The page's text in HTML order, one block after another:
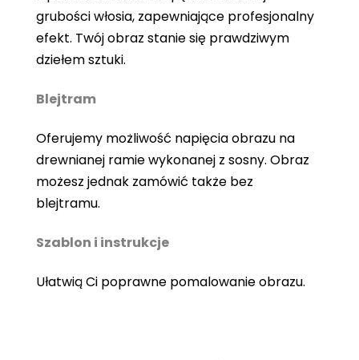
grubości włosia, zapewniające profesjonalny
efekt. Twój obraz stanie się prawdziwym
dziełem sztuki.
Blejtram
Oferujemy możliwość napięcia obrazu na
drewnianej ramie wykonanej z sosny. Obraz
możesz jednak zamówić także bez
blejtramu.
Szablon i instrukcje
Ułatwią Ci poprawne pomalowanie obrazu.